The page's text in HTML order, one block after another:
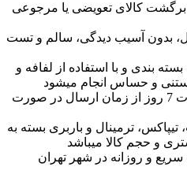
برگشت کالای تعویضی یا مرجوعی
بدون آسیب دیدگی، سالم و تست
بندی و با استفاده از لفافه و
و حساس انجام میشود
امکان بازگشت کالا به مدت 7 روز از زمان ارسال در صورت
ترمینال و باربری بسته به
و حجم کالا میباشد
و روزانه در شهر تهران